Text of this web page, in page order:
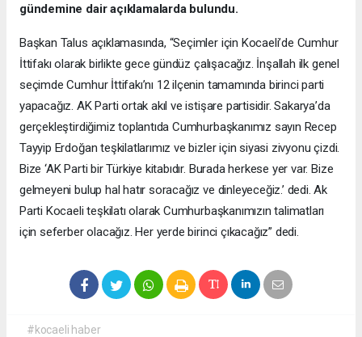
gündemine dair açıklamalarda bulundu.
Başkan Talus açıklamasında, “Seçimler için Kocaeli’de Cumhur
İttifakı olarak birlikte gece gündüz çalışacağız. İnşallah ilk genel
seçimde Cumhur İttifakı’nı 12 ilçenin tamamında birinci parti
yapacağız. AK Parti ortak akıl ve istişare partisidir. Sakarya’da
gerçekleştirdiğimiz toplantıda Cumhurbaşkanımız sayın Recep
Tayyip Erdoğan teşkilatlarımız ve bizler için siyasi zivyonu çizdi.
Bize ‘AK Parti bir Türkiye kitabıdır. Burada herkese yer var. Bize
gelmeyeni bulup hal hatır soracağız ve dinleyeceğiz.’ dedi. Ak
Parti Kocaeli teşkilatı olarak Cumhurbaşkanımızın talimatları
için seferber olacağız. Her yerde birinci çıkacağız” dedi.
#kocaeli haber